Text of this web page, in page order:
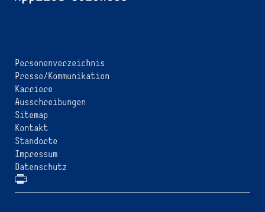
Personenverzeichnis
Presse/Kommunikation
Karriere
Ausschreibungen
Sitemap
Kontakt
Standorte
Impressum
Datenschutz